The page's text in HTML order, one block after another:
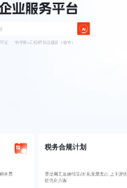
AI
证 “科学家+工程师”队伍建设（省/市）
务异
税务合规计划
灵活用工发佣结算/对私无票支出 上下游
链优化方案